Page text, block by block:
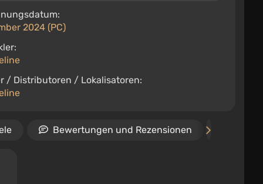
2024 (PC)
/ Distributoren / Lokalisatoren:
Bewertungen und Rezensionen